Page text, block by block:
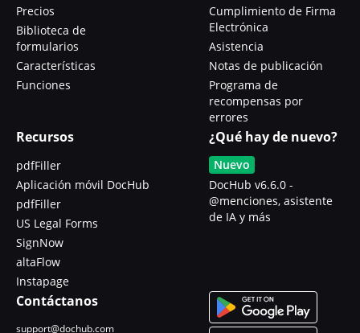
Precios
Biblioteca de
formularios
Características
Funciones
Cumplimiento de Firma
Electrónica
Asistencia
Notas de publicación
Programa de
recompensas por
errores
Recursos
pdfFiller
Aplicación móvil DocHub
pdfFiller
US Legal Forms
SignNow
altaFlow
Instapage
¿Qué hay de nuevo?
Nuevo
DocHub v6.6.0 -
@menciones, asistente
de IA y más
Contáctanos
support@dochub.com